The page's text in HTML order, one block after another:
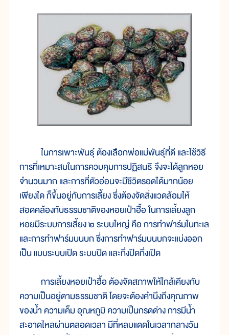
ในการเพาะพันธุ์ ต้องเลือกพ่อแม่พันธุ์ที่ดี และใช้วิธี
การที่เหมาะสมในการควบคุมการปฏิสนธิ จึงจะได้ลูกหอย
จำนวนมาก และการที่ตัวอ่อนจะมีชีวิตรอดได้มากน้อย
เพียงใด ก็ขึ้นอยู่กับการเลี้ยง ซึ่งต้องจัดสิ่งแวดล้อมให้
สอดคล้องกับธรรมชาติของหอยเป๋าฮื้อ ในการเลี้ยงลูก
หอยมีระบบการเลี้ยง ๒ ระบบใหญ่ คือ การทำฟาร์มในทะเล
และการทำฟาร์มบนบก ซึ่งการทำฟาร์มบนบกจะแบ่งออก
เป็น แบบระบบเปิด ระบบปิด และกึ่งปิดกึ่งเปิด
การเลี้ยงหอยเป๋าฮื้อ ต้องจัดสภาพให้ใกล้เคียงกับ
ความเป็นอยู่ตามธรรมชาติ โดยจะต้องคำนึงถึงคุณภาพ
ของน้ำ ความเค็ม อุณหภูมิ ความเป็นกรดด่าง การมีน้ำ
สะอาดไหลผ่านตลอดเวลา มีที่หลบแดดในเวลากลางวัน